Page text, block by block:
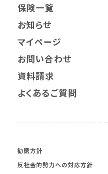
保険一覧
お知らせ
マイページ
お問い合わせ
資料請求
よくあるご質問
勧誘方針
反社会的勢力への対応方針